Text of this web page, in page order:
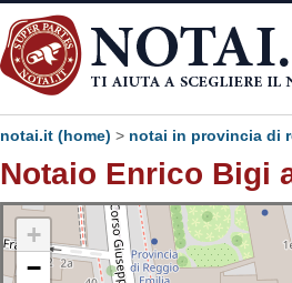
notai.it (home) > notai in provincia di
Notaio Enrico Bigi
+
−